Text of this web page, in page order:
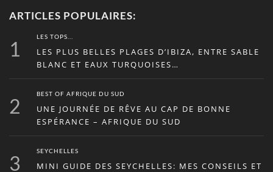
ARTICLES POPULAIRES:
1
LES TOPS...
LES PLUS BELLES PLAGES D’IBIZA, ENTRE SABLE
BLANC ET EAUX TURQUOISES…
2
BEST OF AFRIQUE DU SUD
UNE JOURNÉE DE RÊVE AU CAP DE BONNE
ESPÉRANCE – AFRIQUE DU SUD
3
SEYCHELLES
MINI GUIDE DES SEYCHELLES: MES CONSEILS ET